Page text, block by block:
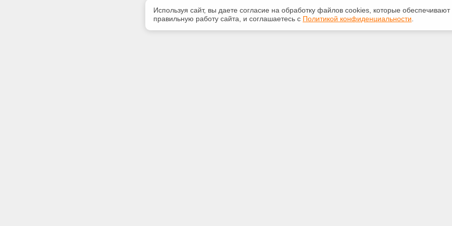
Используя сайт, вы даете согласие на обработку файлов сооkiеs, которые обеспечивают
правильную работу сайта, и соглашаетесь с Политикой конфиденциальности